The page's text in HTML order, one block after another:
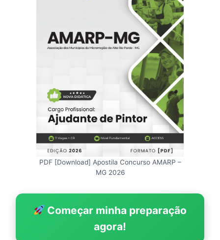
PDF [Download] Apostila Concurso AMARP –
MG 2026
Começar minha preparação
agora!